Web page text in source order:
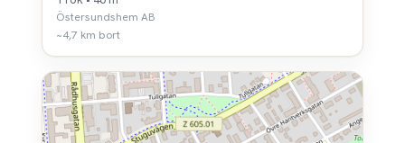
Östersundshem AB
~4,7 km bort